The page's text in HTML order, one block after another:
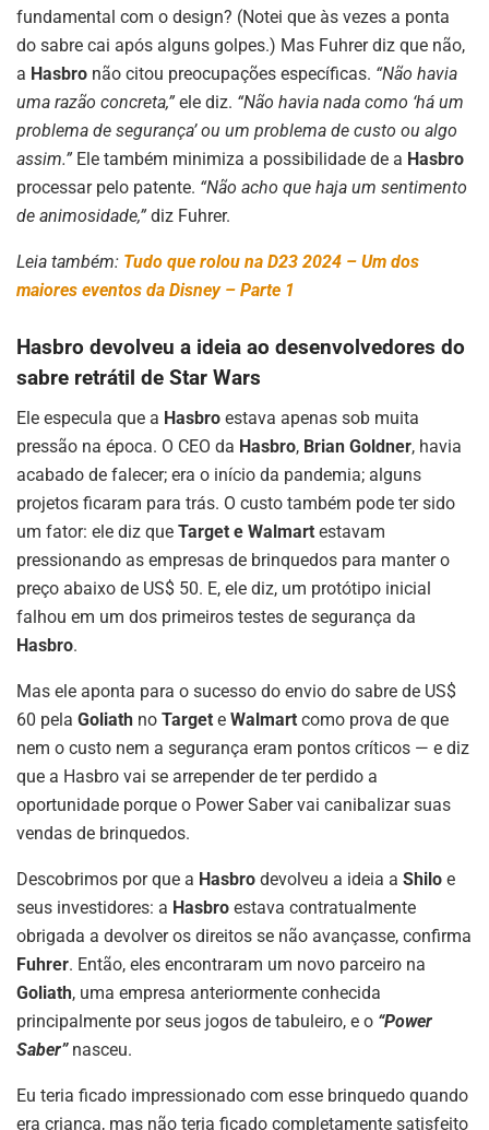
fundamental com o design? (Notei que às vezes a ponta
do sabre cai após alguns golpes.) Mas Fuhrer diz que não,
a Hasbro não citou preocupações específicas. “Não havia
uma razão concreta,” ele diz. “Não havia nada como ‘há um
problema de segurança’ ou um problema de custo ou algo
assim.” Ele também minimiza a possibilidade de a Hasbro
processar pelo patente. “Não acho que haja um sentimento
de animosidade,” diz Fuhrer.
Leia também: Tudo que rolou na D23 2024 – Um dos
maiores eventos da Disney – Parte 1
Hasbro devolveu a ideia ao desenvolvedores do
sabre retrátil de Star Wars
Ele especula que a Hasbro estava apenas sob muita
pressão na época. O CEO da Hasbro, Brian Goldner, havia
acabado de falecer; era o início da pandemia; alguns
projetos ficaram para trás. O custo também pode ter sido
um fator: ele diz que Target e Walmart estavam
pressionando as empresas de brinquedos para manter o
preço abaixo de US$ 50. E, ele diz, um protótipo inicial
falhou em um dos primeiros testes de segurança da
Hasbro.
Mas ele aponta para o sucesso do envio do sabre de US$
60 pela Goliath no Target e Walmart como prova de que
nem o custo nem a segurança eram pontos críticos — e diz
que a Hasbro vai se arrepender de ter perdido a
oportunidade porque o Power Saber vai canibalizar suas
vendas de brinquedos.
Descobrimos por que a Hasbro devolveu a ideia a Shilo e
seus investidores: a Hasbro estava contratualmente
obrigada a devolver os direitos se não avançasse, confirma
Fuhrer. Então, eles encontraram um novo parceiro na
Goliath, uma empresa anteriormente conhecida
principalmente por seus jogos de tabuleiro, e o “Power
Saber”nasceu.
Eu teria ficado impressionado com esse brinquedo quando
era criança, mas não teria ficado completamente satisfeito